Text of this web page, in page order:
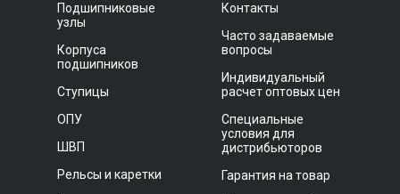
Подшипниковые
узлы
Корпуса
подшипников
Ступицы
ОПУ
ШВП
Рельсы и каретки
Контакты
Часто задаваемые
вопросы
Индивидуальный
расчет оптовых цен
Специальные
условия для
дистрибьюторов
Гарантия на товар